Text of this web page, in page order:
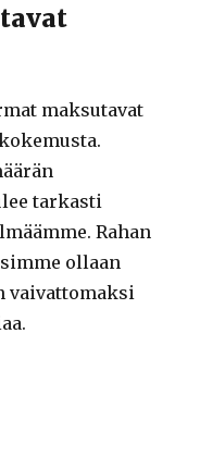
maksutavat
tarkasti
Rahan
ollaan
vaivattomaksi